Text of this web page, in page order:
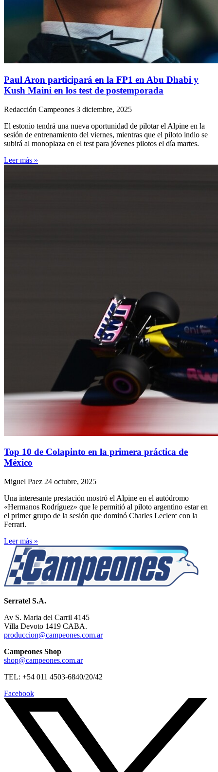
Paul Aron participará en la FP1 en Abu Dhabi y
Kush Maini en los test de postemporada
Redacción Campeones 3 diciembre, 2025
El estonio tendrá una nueva oportunidad de pilotar el Alpine en la
sesión de entrenamiento del viernes, mientras que el piloto indio se
subirá al monoplaza en el test para jóvenes pilotos el día martes.
Leer más »
Top 10 de Colapinto en la primera práctica de
México
Miguel Paez 24 octubre, 2025
Una interesante prestación mostró el Alpine en el autódromo
«Hermanos Rodríguez» que le permitió al piloto argentino estar en
el primer grupo de la sesión que dominó Charles Leclerc con la
Ferrari.
Leer más »
Serratel S.A.
Av S. Maria del Carril 4145
Villa Devoto 1419 CABA.
produccion@campeones.com.ar
Campeones Shop
shop@campeones.com.ar
TEL: +54 011 4503-6840/20/42
Facebook